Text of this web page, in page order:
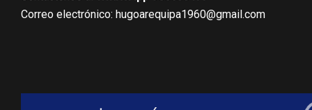
Correo electrónico: hugoarequipa1960@gmail.com